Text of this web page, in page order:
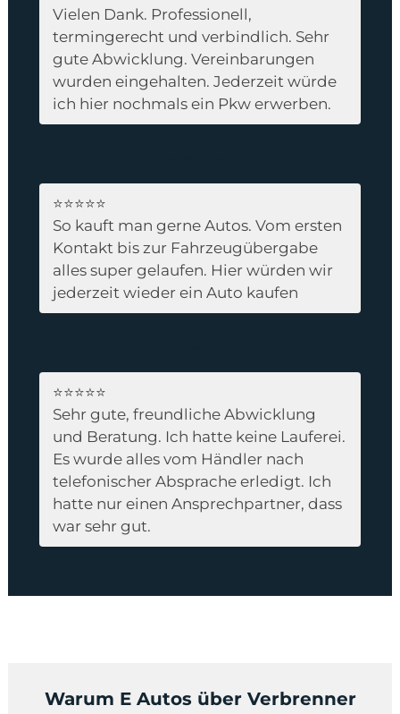
Vielen Dank. Professionell,
termingerecht und verbindlich. Sehr
gute Abwicklung. Vereinbarungen
wurden eingehalten. Jederzeit würde
ich hier nochmals ein Pkw erwerben.
⭐⭐⭐⭐⭐
So kauft man gerne Autos. Vom ersten
Kontakt bis zur Fahrzeugübergabe
alles super gelaufen. Hier würden wir
jederzeit wieder ein Auto kaufen
⭐⭐⭐⭐⭐
Sehr gute, freundliche Abwicklung
und Beratung. Ich hatte keine Lauferei.
Es wurde alles vom Händler nach
telefonischer Absprache erledigt. Ich
hatte nur einen Ansprechpartner, dass
war sehr gut.
Warum E Autos über Verbrenner